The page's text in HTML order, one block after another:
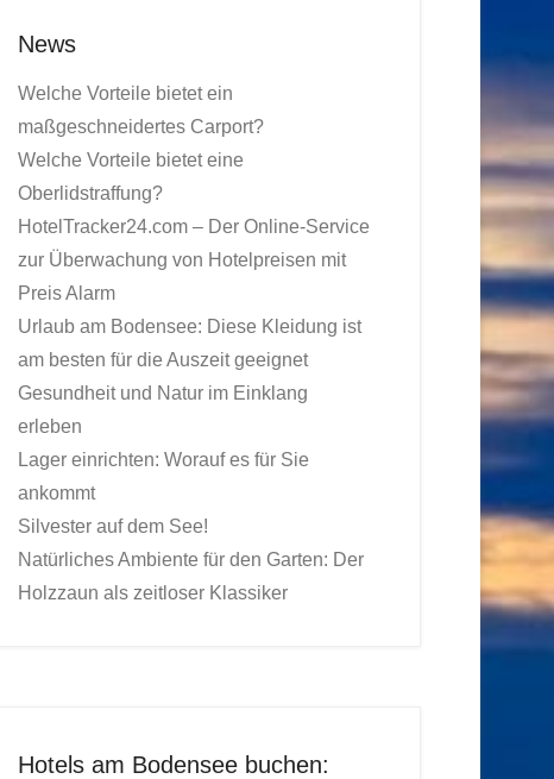
News
Welche Vorteile bietet ein
maßgeschneidertes Carport?
Welche Vorteile bietet eine
Oberlidstraffung?
HotelTracker24.com – Der Online-Service
zur Überwachung von Hotelpreisen mit
Preis Alarm
Urlaub am Bodensee: Diese Kleidung ist
am besten für die Auszeit geeignet
Gesundheit und Natur im Einklang
erleben
Lager einrichten: Worauf es für Sie
ankommt
Silvester auf dem See!
Natürliches Ambiente für den Garten: Der
Holzzaun als zeitloser Klassiker
Hotels am Bodensee buchen: